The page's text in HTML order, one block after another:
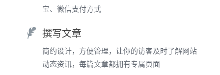
宝、微信支付方式
撰写文章
简约设计，方便管理，让你的访客及时了解网站
动态资讯，每篇文章都拥有专属页面